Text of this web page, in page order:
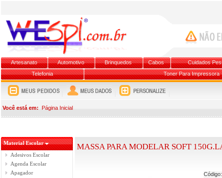
Artesanato Automotivo Brinquedos Cabos
Cuidados
Telefonia
Toner Para Impressora
Você está em: Página Inicial
Material Escolar
Adesivos Escolar
Agenda Escolar
Apagador
MASSA PARA MODELAR SOFT